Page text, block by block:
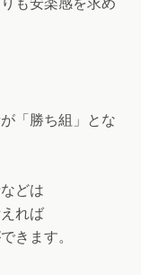
「勝ち組」とな
どは
れば
きます。